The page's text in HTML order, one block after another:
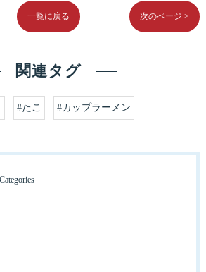
一覧に戻る 次のページ >
関連タグ
#たこ #カップラーメン
Categories